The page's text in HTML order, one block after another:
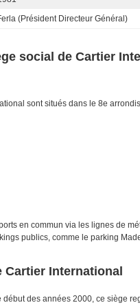
(Président Directeur Général)
social de Cartier
sont situés dans le 8e
en commun via les lignes de
publics, comme le parking
Cartier International
début des années 2000, ce siège